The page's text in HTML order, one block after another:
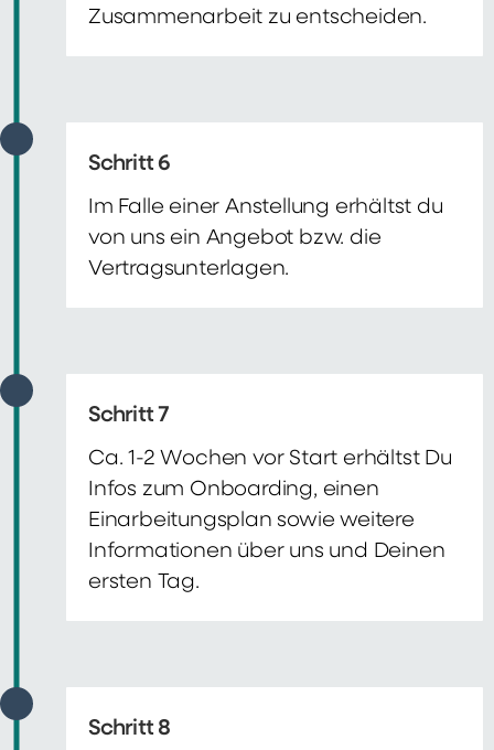
Zusammenarbeit zu entscheiden.
Schritt 6
Im Falle einer Anstellung erhältst du
von uns ein Angebot bzw. die
Vertragsunterlagen.
Schritt 7
Ca. 1-2 Wochen vor Start erhältst Du
Infos zum Onboarding, einen
Einarbeitungsplan sowie weitere
Informationen über uns und Deinen
ersten Tag.
Schritt 8